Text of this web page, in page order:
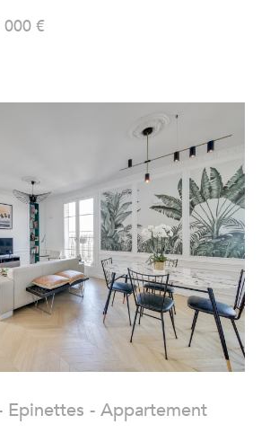
€
VOIR LE BIEN
Epinettes - Appartement